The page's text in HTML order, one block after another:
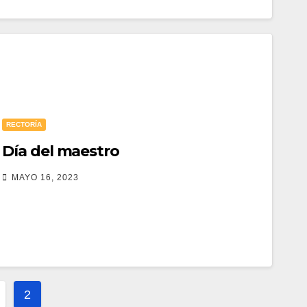
RECTORÍA
Día del maestro
MAYO 16, 2023
2